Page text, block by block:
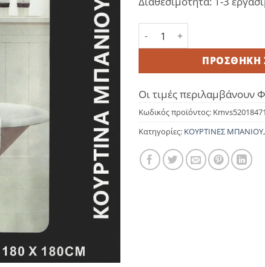
ΠΡΟΣΘΉΚΗ
Οι τιμές περιλαμβάνουν
Κωδικός προϊόντος:
Κατηγορίες: ΚΟΥΡΤΙΝΕΣ ΜΠΑΝΙΟΥ